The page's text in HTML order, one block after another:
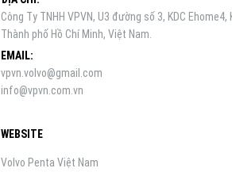
Công Ty TNHH VPVN, U3 đường số 3, KDC
Thành phố Hồ Chí Minh, Việt Nam.
EMAIL:
vpvn.volvo@gmail.com
info@vpvn.com.vn
WEBSITE
Volvo Penta Việt Nam